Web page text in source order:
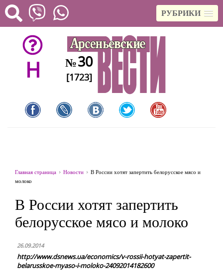
РУБРИКИ
H №30
[1723]
Главная страница Новости
В России хотят запертить белорусское мясо и
молоко
В России хотят запертить
белорусское мясо и молоко
26.09.2014
http://www.dsnews.ua/economics/v-rossii-hotyat-zapertit-
belarusskoe-myaso-i-moloko-24092014182600